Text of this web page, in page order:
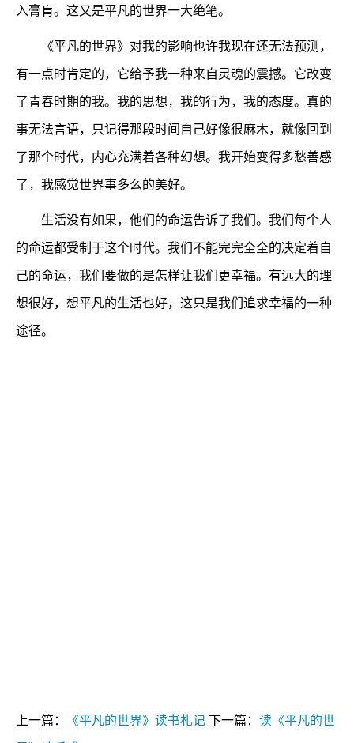
入膏肓。这又是平凡的世界一大绝笔。
《平凡的世界》对我的影响也许我现在还无法预测，
有一点时肯定的，它给予我一种来自灵魂的震撼。它改变
了青春时期的我。我的思想，我的行为，我的态度。真的
事无法言语，只记得那段时间自己好像很麻木，就像回到
了那个时代，内心充满着各种幻想。我开始变得多愁善感
了，我感觉世界事多么的美好。
生活没有如果，他们的命运告诉了我们。我们每个人
的命运都受制于这个时代。我们不能完完全全的决定着自
己的命运，我们要做的是怎样让我们更幸福。有远大的理
想很好，想平凡的生活也好，这只是我们追求幸福的一种
途径。
上一篇： 《平凡的世界》读书札记下一篇： 读《平凡的世